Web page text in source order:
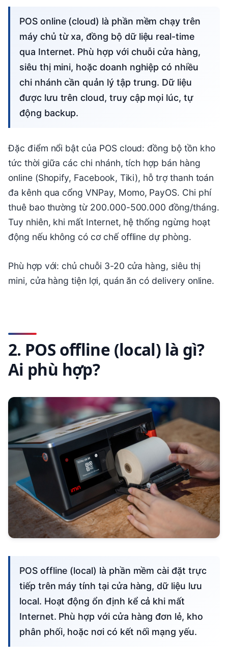
POS online (cloud) là phần mềm chạy trên
máy chủ từ xa, đồng bộ dữ liệu real-time
qua Internet. Phù hợp với chuỗi cửa hàng,
siêu thị mini, hoặc doanh nghiệp có nhiều
chi nhánh cần quản lý tập trung. Dữ liệu
được lưu trên cloud, truy cập mọi lúc, tự
động backup.
Đặc điểm nổi bật của POS cloud: đồng bộ tồn kho
tức thời giữa các chi nhánh, tích hợp bán hàng
online (Shopify, Facebook, Tiki), hỗ trợ thanh toán
đa kênh qua cổng VNPay, Momo, PayOS. Chi phí
thuê bao thường từ 200.000-500.000 đồng/tháng.
Tuy nhiên, khi mất Internet, hệ thống ngừng hoạt
động nếu không có cơ chế offline dự phòng.
Phù hợp với: chủ chuỗi 3-20 cửa hàng, siêu thị
mini, cửa hàng tiện lợi, quán ăn có delivery online.
2. POS offline (local) là gì?
Ai phù hợp?
POS offline (local) là phần mềm cài đặt trực
tiếp trên máy tính tại cửa hàng, dữ liệu lưu
local. Hoạt động ổn định kể cả khi mất
Internet. Phù hợp với cửa hàng đơn lẻ, kho
phân phối, hoặc nơi có kết nối mạng yếu.